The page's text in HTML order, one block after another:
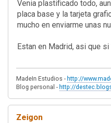
Venia plastificado todo,
placa base y la tarjeta
mucho en enviarme unas
Estan en Madrid, asi que
MadeIn Estudios -http://
Blog personal -http://
Zeigon